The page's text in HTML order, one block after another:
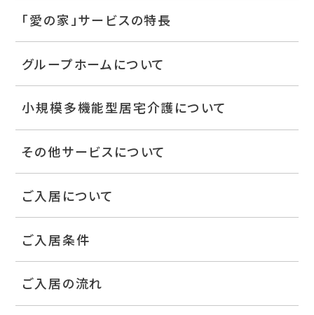
「愛の家」サービスの特長
グループホームについて
小規模多機能型居宅介護について
その他サービスについて
ご入居について
ご入居条件
ご入居の流れ